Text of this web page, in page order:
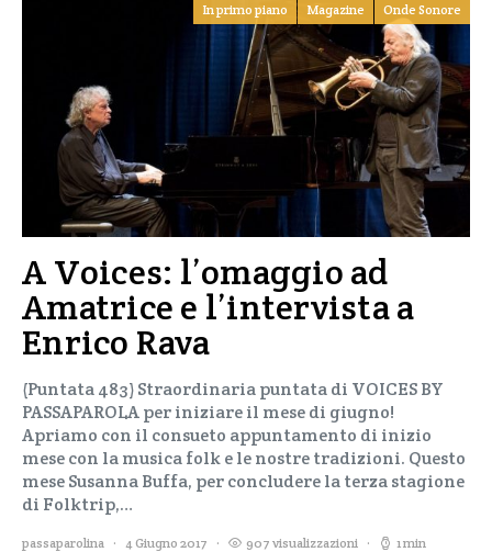
In primo piano Magazine Onde Sonore
A Voices: l’omaggio ad
Amatrice e l’intervista a
Enrico Rava
(Puntata 483) Straordinaria puntata di VOICES BY
PASSAPAROLA per iniziare il mese di giugno!
Apriamo con il consueto appuntamento di inizio
mese con la musica folk e le nostre tradizioni. Questo
mese Susanna Buffa, per concludere la terza stagione
di Folktrip,…
passaparolina 4 Giugno 2017 907 visualizzazioni 1 min